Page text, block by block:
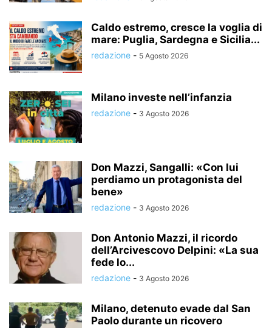
Caldo estremo, cresce la voglia di
mare: Puglia, Sardegna e Sicilia...
redazione - 5 Agosto 2026
Milano investe nell’infanzia
redazione - 3 Agosto 2026
Don Mazzi, Sangalli: «Con lui
perdiamo un protagonista del
bene»
redazione - 3 Agosto 2026
Don Antonio Mazzi, il ricordo
dell’Arcivescovo Delpini: «La sua
fede lo...
redazione - 3 Agosto 2026
Milano, detenuto evade dal San
Paolo durante un ricovero